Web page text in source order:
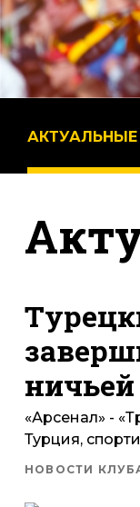
ничьей
«Арсенал» -
Турция,
НОВОСТИ